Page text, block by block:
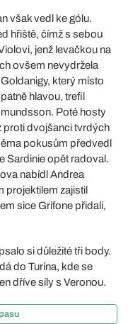
však vedl ke gólu.
hřiště, čímž s sebou
jenž levačkou na
ovšem nevydržela
který místo
hlavou, trefil
Poté hosty
proti dvojšanci tvrdých
pokusům předvedl
Sardinie opět radoval.
nabídl Andrea
projektilem zajistil
sice Grifone přidali,
si důležité tři body.
do Turína, kde se
dříve síly s Veronou.